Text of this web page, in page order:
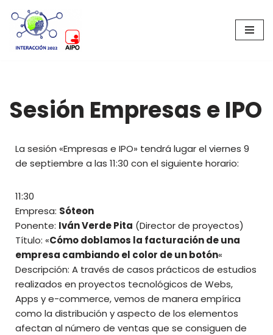
Saltar
al
Sesión Empresas e IPO
La sesión «Empresas e IPO» tendrá lugar el viernes 9
de septiembre a las 11:30 con el siguiente horario:
11:30
Empresa: Sóteon
Ponente: Iván Verde Pita (Director de proyectos)
Título: «Cómo doblamos la facturación de una
empresa cambiando el color de un botón«
Descripción: A través de casos prácticos de estudios
realizados en proyectos tecnológicos de Webs,
Apps y e-commerce, vemos de manera empírica
como la distribución y aspecto de los elementos
afectan al número de ventas que se consiguen de